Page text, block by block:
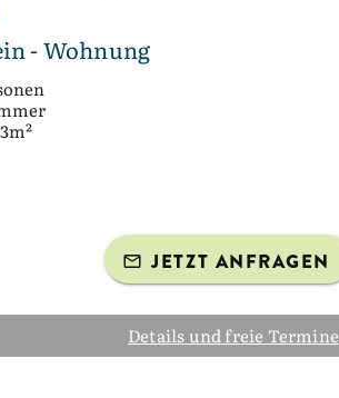
- Wohnung
JETZT ANFRAGEN
Details und freie Termine